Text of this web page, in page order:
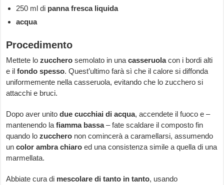
250 ml di panna fresca liquida
acqua
Procedimento
Mettete lozucchero semolato in unacasseruolacon i bordi alti
e ilfondo spesso. Quest’ultimo farà sì che il calore si diffonda
uniformemente nella casseruola, evitando che lo zucchero si
attacchi e bruci.
Dopo aver unitodue cucchiai di acqua, accendete il fuoco e –
mantenendo lafiamma bassa– fate scaldare il composto fin
quando lozucchero non comincerà a caramellarsi, assumendo
uncolor ambra chiaro ed una consistenza simile a quella di una
marmellata.
Abbiate cura di mescolare di tanto in tanto, usando